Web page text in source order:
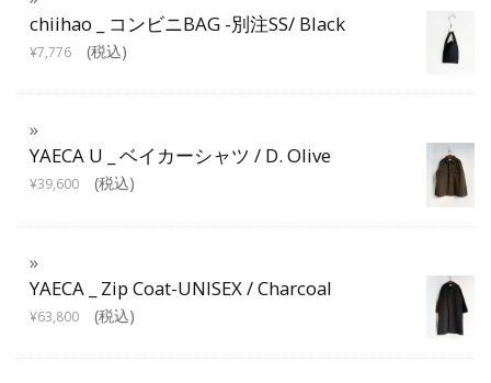
chiihao _ コンビニBAG -別注SS/ Black
¥7,776 (税込)
YAECA U _ ベイカーシャツ / D. Olive
¥39,600 (税込)
YAECA _ Zip Coat-UNISEX / Charcoal
¥63,800 (税込)